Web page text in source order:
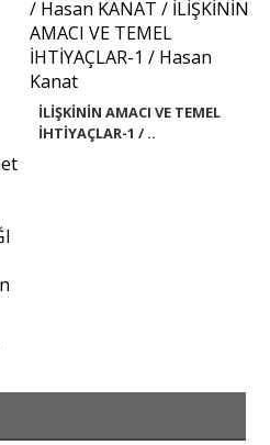
İLİŞKİNİN AMACI VE TEMEL
İHTİYAÇLAR-1 / ..